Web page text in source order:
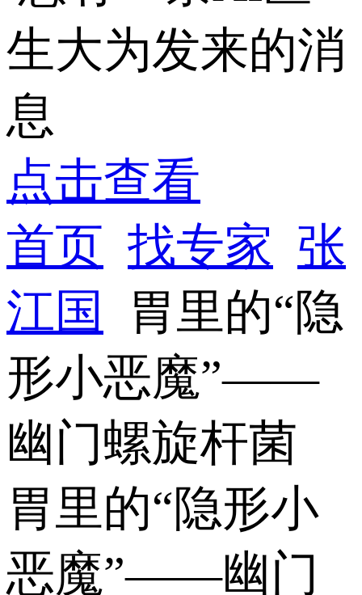
生大为发来的消
息
点击查看
首页 找专家 张
江国
胃里的“隐
形小恶魔”——
幽门螺旋杆菌
胃里的“隐形小
恶魔”——幽门